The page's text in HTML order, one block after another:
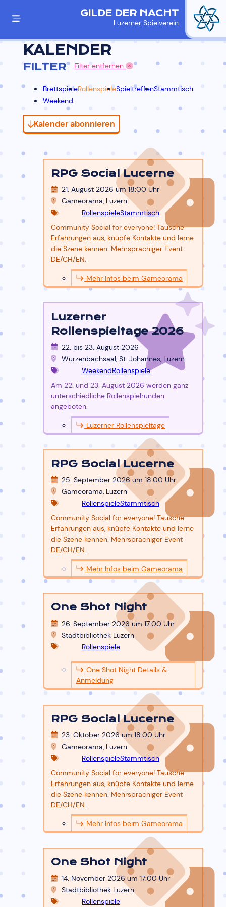
GILDE DER NACHT
Luzerner Spielverein
KALENDER
FILTER Filter entfernen
BrettspieleRollenspieleSpieltreffenStammtisch
Weekend
Kalender abonnieren
RPG Social Lucerne
21. August 2026 um 18:00 Uhr
Gameorama, Luzern
RollenspieleStammtisch
Community Social for everyone! Tausche
Erfahrungen aus, knüpfe Kontakte und lerne
die Szene kennen. Mehrsprachiger Event
DE/CH/EN.
Mehr Infos beim Gameorama
Luzerner
Rollenspieltage 2026
22. bis 23. August 2026
Würzenbachsaal, St. Johannes, Luzern
WeekendRollenspiele
Am 22. und 23. August 2026 werden ganz
unterschiedliche Rollenspielrunden
angeboten.
Luzerner Rollenspieltage
RPG Social Lucerne
25. September 2026 um 18:00 Uhr
Gameorama, Luzern
RollenspieleStammtisch
Community Social for everyone! Tausche
Erfahrungen aus, knüpfe Kontakte und lerne
die Szene kennen. Mehrsprachiger Event
DE/CH/EN.
Mehr Infos beim Gameorama
One Shot Night
26. September 2026 um 17:00 Uhr
Stadtbibliothek Luzern
Rollenspiele
One Shot Night Details &
Anmeldung
RPG Social Lucerne
23. Oktober 2026 um 18:00 Uhr
Gameorama, Luzern
RollenspieleStammtisch
Community Social for everyone! Tausche
Erfahrungen aus, knüpfe Kontakte und lerne
die Szene kennen. Mehrsprachiger Event
DE/CH/EN.
Mehr Infos beim Gameorama
One Shot Night
14. November 2026 um 17:00 Uhr
Stadtbibliothek Luzern
Rollenspiele